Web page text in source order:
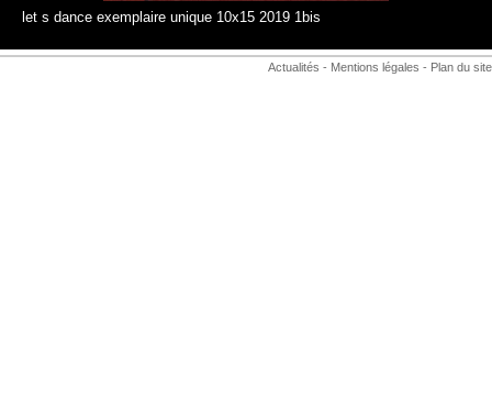
let s dance exemplaire unique 10x15 2019 1bis
Actualités - Mentions légales - Plan du site